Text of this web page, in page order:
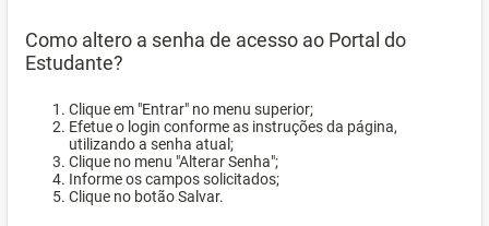
Como altero a senha de acesso ao Portal do
Estudante?
Clique em "Entrar" no menu superior;
Efetue o login conforme as instruções da página,
utilizando a senha atual;
Clique no menu "Alterar Senha";
Informe os campos solicitados;
Clique no botão Salvar.